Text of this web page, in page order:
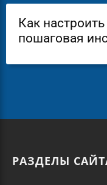
Как
пошаговая
РАЗДЕЛЫ